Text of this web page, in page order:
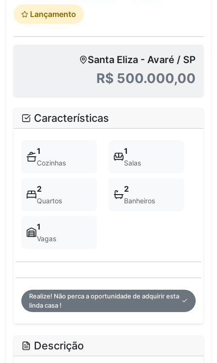
Lançamento
Santa Eliza - Avaré / SP
R$ 500.000,00
Características
1
Cozinhas
1
Salas
2
Quartos
2
Banheiros
1
Vagas
Realize! Não perca a oportunidade de adquirir esta
linda casa !
Descrição